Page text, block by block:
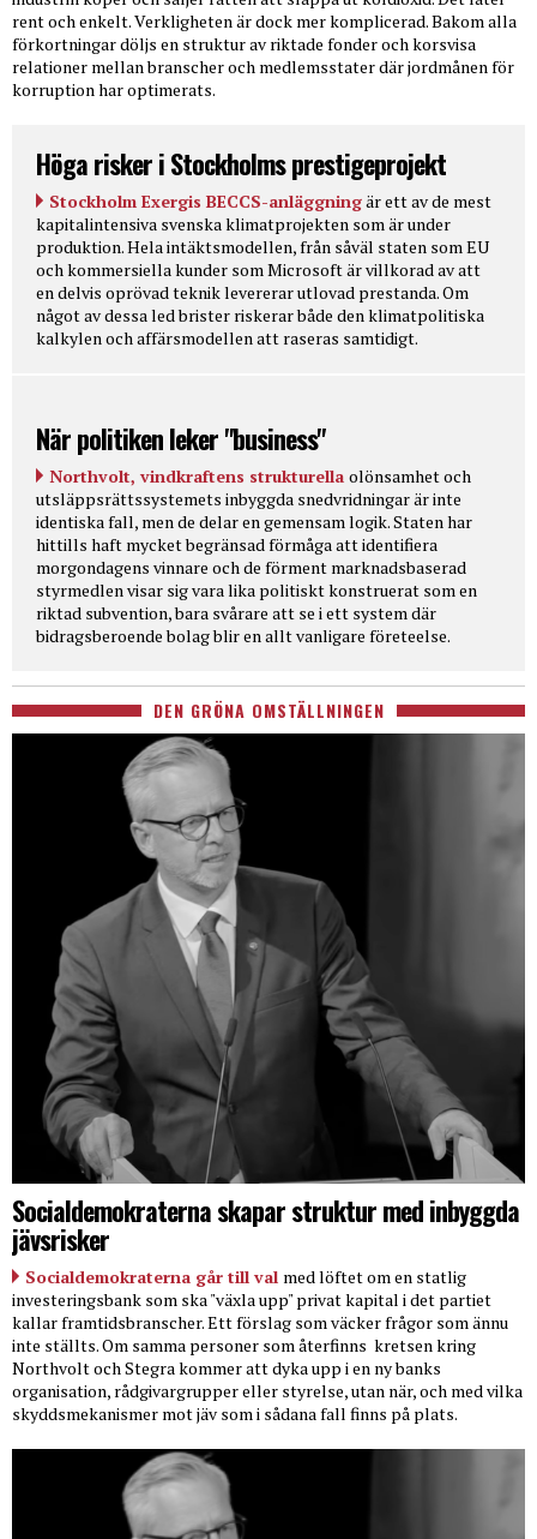
rent och enkelt. Verkligheten är dock mer komplicerad. Bakom alla
förkortningar döljs en struktur av riktade fonder och korsvisa
relationer mellan branscher och medlemsstater där jordmånen för
korruption har optimerats.
Höga risker i Stockholms prestigeprojekt
Stockholm Exergis BECCS-anläggningär ett av de mest
kapitalintensiva svenska klimatprojekten som är under
produktion. Hela intäktsmodellen, från såväl staten som EU
och kommersiella kunder som Microsoft är villkorad av att
en delvis oprövad teknik levererar utlovad prestanda. Om
något av dessa led brister riskerar både den klimatpolitiska
kalkylen och affärsmodellen att raseras samtidigt.
När politiken leker "business"
Northvolt, vindkraftens strukturella olönsamhet och
utsläppsrättssystemets inbyggda snedvridningar är inte
identiska fall, men de delar en gemensam logik. Staten har
hittills haft mycket begränsad förmåga att identifiera
morgondagens vinnare och de förment marknadsbaserad
styrmedlen visar sig vara lika politiskt konstruerat som en
riktad subvention, bara svårare att se i ett system där
bidragsberoende bolag blir en allt vanligare företeelse.
DEN GRÖNA OMSTÄLLNINGEN
Socialdemokraterna skapar struktur med inbyggda
jävsrisker
Socialdemokraterna går till val med löftet om en statlig
investeringsbank som ska "växla upp" privat kapital i det partiet
kallar framtidsbranscher. Ett förslag som väcker frågor som ännu
inte ställts. Om samma personer som återfinns kretsen kring
Northvolt och Stegra kommer att dyka upp i en ny banks
organisation, rådgivargrupper eller styrelse, utan när, och med vilka
skyddsmekanismer mot jäv som i sådana fall finns på plats.